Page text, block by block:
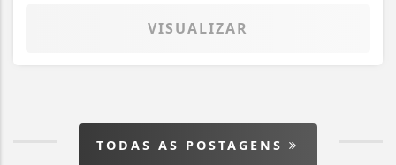
VISUALIZAR
TODAS AS POSTAGENS